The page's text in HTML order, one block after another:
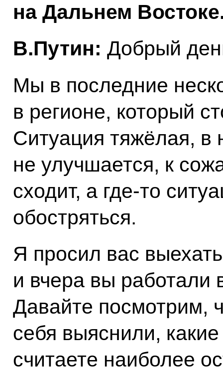
на Дальнем
В.Путин: Добрый
Мы в последние
в регионе, который
Ситуация тяжёлая, в
не улучшается, к
сходит, а где‑то
обостряться.
Я просил вас
и вчера вы работали
Давайте посмотрим,
себя выяснили,
считаете наиболее